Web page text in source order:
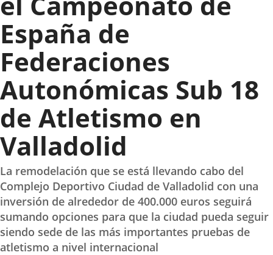
España de
Federaciones
Autonómicas Sub 18
de Atletismo en
Valladolid
La remodelación que se está llevando cabo del
Complejo Deportivo Ciudad de Valladolid con una
inversión de alrededor de 400.000 euros seguirá
sumando opciones para que la ciudad pueda seguir
siendo sede de las más importantes pruebas de
atletismo a nivel internacional